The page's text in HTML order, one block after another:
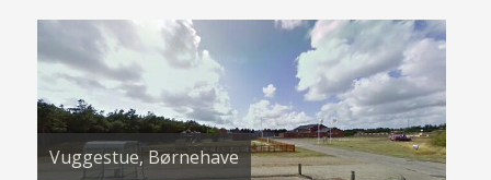
Vuggestue, Børnehave